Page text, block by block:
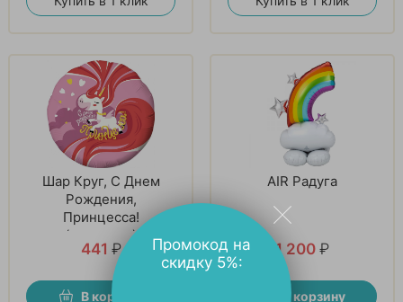
Шар Круг, С Днем
Рождения,
Принцесса!
(единорог)
441 ₽
В корзину
AIR Радуга
1 200 ₽
В корзину
Промокод на
скидку 5%: